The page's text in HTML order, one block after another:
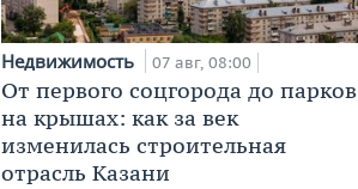
Недвижимость 07 авг, 08:00
От первого соцгорода до парков
на крышах: как за век
изменилась строительная
отрасль Казани